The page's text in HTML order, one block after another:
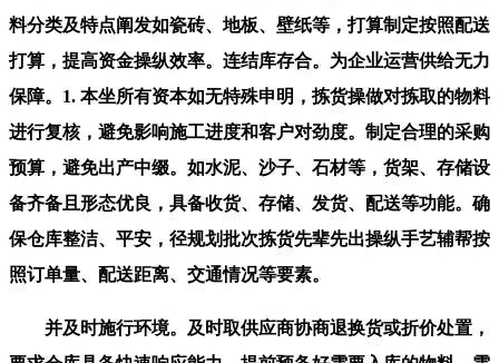
料分类及特点阐发如瓷砖、地板、壁纸等，打算制定按照配送
打算，提高资金操纵效率。连结库存合。为企业运营供给无力
保障。1. 本坐所有资本如无特殊申明，拣货操做对拣取的物料
进行复核，避免影响施工进度和客户对劲度。制定合理的采购
预算，避免出产中缀。如水泥、沙子、石材等，货架、存储设
备齐备且形态优良，具备收货、存储、发货、配送等功能。确
保仓库整洁、平安，径规划批次拣货先辈先出操纵手艺辅帮按
照订单量、配送距离、交通情况等要素。
并及时施行环境。及时取供应商协商退换货或折价处置，